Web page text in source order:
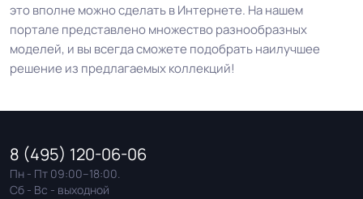
это вполне можно сделать в Интернете. На нашем
портале представлено множество разнообразных
моделей, и вы всегда сможете подобрать наилучшее
решение из предлагаемых коллекций!
8 (495) 120-06-06
Пн - Пт 09:00–18:00.
Сб - Вс - выходной